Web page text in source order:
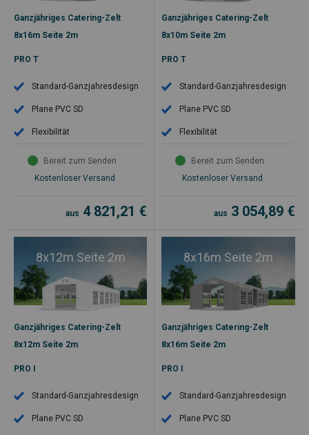
Ganzjähriges Catering-Zelt
8x16m Seite 2m
PRO T
Standard-Ganzjahresdesign
Plane PVC SD
Flexibilität
Bereit zum Senden
Kostenloser Versand
aus 4 821,21 €
Ganzjähriges Catering-Zelt
8x10m Seite 2m
PRO T
Standard-Ganzjahresdesign
Plane PVC SD
Flexibilität
Bereit zum Senden
Kostenloser Versand
aus 3 054,89 €
8x12m Seite 2m
Ganzjähriges Catering-Zelt
8x12m Seite 2m
PRO I
Standard-Ganzjahresdesign
Plane PVC SD
8x16m Seite 2m
Ganzjähriges Catering-Zelt
8x16m Seite 2m
PRO I
Standard-Ganzjahresdesign
Plane PVC SD